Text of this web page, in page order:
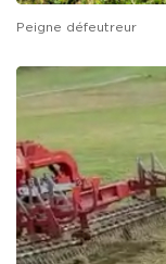
Peigne défeutreur